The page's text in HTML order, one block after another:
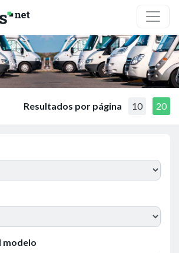
Resultados por página 10 20
modelo